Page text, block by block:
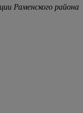
Раменского района